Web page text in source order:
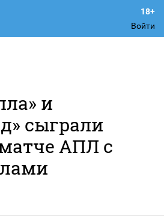
Войти
и
сыграли
АПЛ с